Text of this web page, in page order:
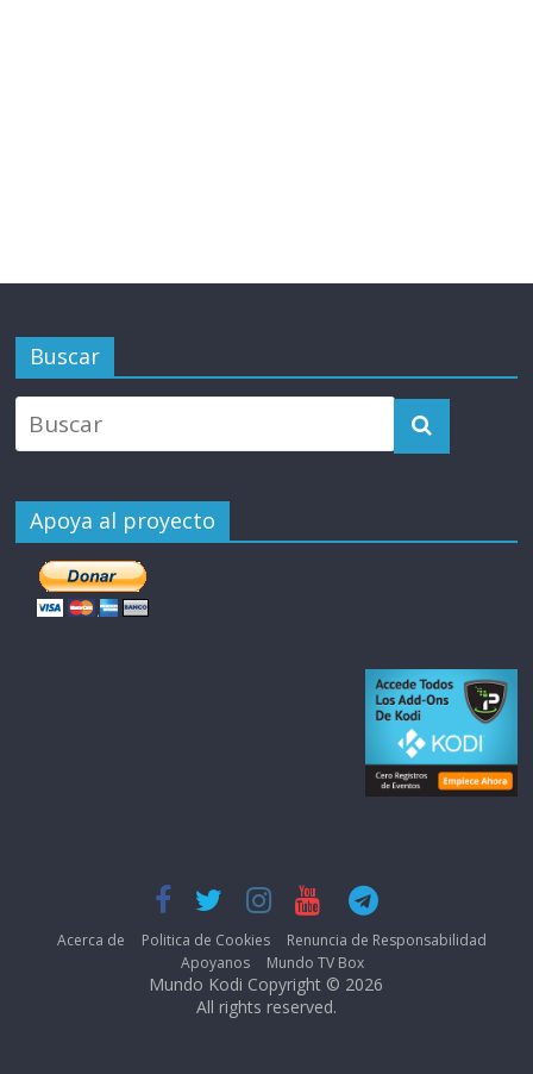
Buscar
Apoya al proyecto
Acerca de Politica de Cookies
Renuncia de Responsabilidad
Apoyanos
Mundo TV Box
Mundo Kodi Copyright © 2026
All rights reserved.